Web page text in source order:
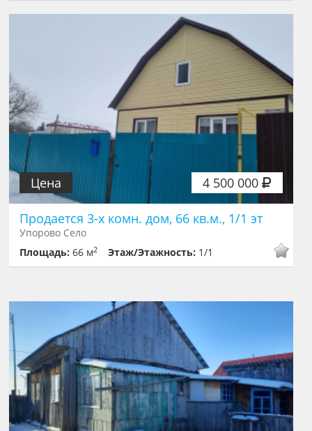
4 500 000
Цена
Продается 3-х комн. дом, 66 кв.м., 1/1 эт
Упорово Село
Площадь:66 м2 Этаж/Этажность: 1/1